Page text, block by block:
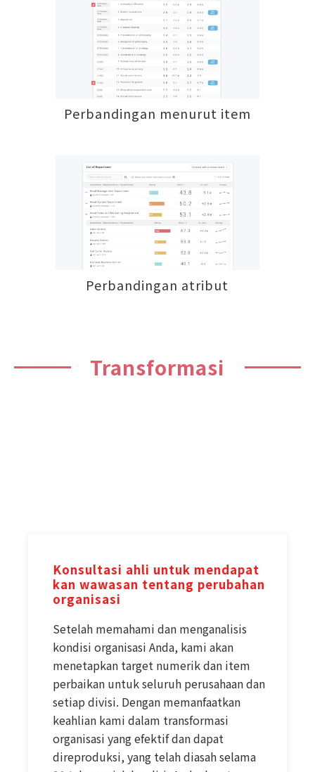
Perbandingan menurut item
Perbandingan atribut
Transformasi
Konsultasi ahli untuk mendapat
kan wawasan tentang perubahan
organisasi
Setelah memahami dan menganalisis
kondisi organisasi Anda, kami akan
menetapkan target numerik dan item
perbaikan untuk seluruh perusahaan dan
setiap divisi. Dengan memanfaatkan
keahlian kami dalam transformasi
organisasi yang efektif dan dapat
direproduksi, yang telah diasah selama